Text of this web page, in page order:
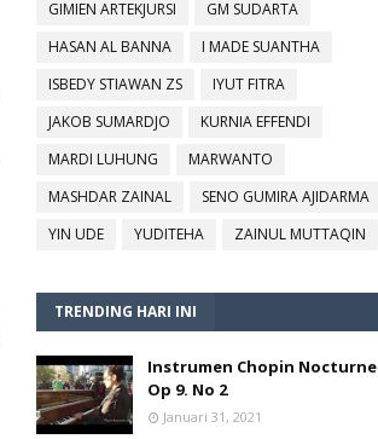
GIMIEN ARTEKJURSI
GM SUDARTA
HASAN AL BANNA
I MADE SUANTHA
ISBEDY STIAWAN ZS
IYUT FITRA
JAKOB SUMARDJO
KURNIA EFFENDI
MARDI LUHUNG
MARWANTO
MASHDAR ZAINAL
SENO GUMIRA AJIDARMA
YIN UDE
YUDITEHA ZAINUL MUTTAQIN
TRENDING HARI INI
Instrumen Chopin Nocturne
Op 9. No 2
Januari 31, 2021